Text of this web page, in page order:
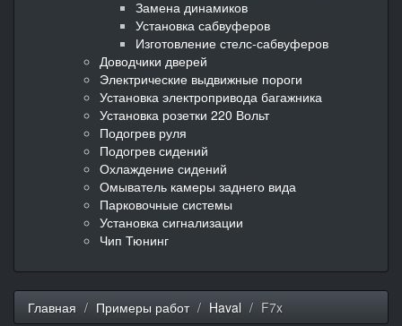
Замена динамиков
Установка сабвуферов
Изготовление стелс-сабвуферов
Доводчики дверей
Электрические выдвижные пороги
Установка электропривода багажника
Установка розетки 220 Вольт
Подогрев руля
Подогрев сидений
Охлаждение сидений
Омыватель камеры заднего вида
Парковочные системы
Установка сигнализации
Чип Тюнинг
Главная Примеры работ Haval F7x